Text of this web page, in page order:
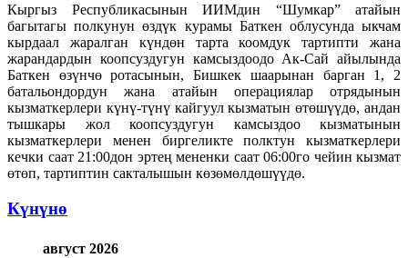
Кыргыз Республикасынын ИИМдин “Шумкар” атайын
багытагы полкунун өздүк курамы Баткен облусунда ыкчам
кырдаал жаралган күндөн тарта коомдук тартипти жана
жарандардын коопсуздугун камсыздоодо Ак-Сай айылында
Баткен өзүнчө ротасынын, Бишкек шаарынан барган 1, 2
батальондордун жана атайын операциялар отрядынын
кызматкерлери күнү-түнү кайгуул кызматын өтөшүүдө, андан
тышкары жол коопсуздугун камсыздоо кызматынын
кызматкерлери менен биргеликте полктун кызматкерлери
кечки саат 21:00дон эртең мененки саат 06:00го чейин кызмат
өтөп, тартиптин сакталышын көзөмөлдөшүүдө.
Күнүнө
август 2026